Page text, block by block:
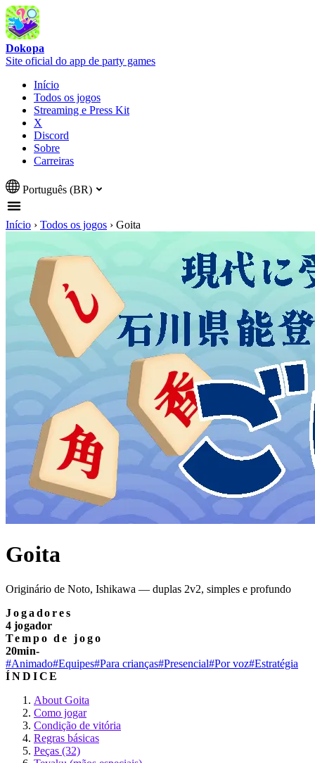
Dokopa
Site oficial do app de party games
Início
Todos os jogos
Streaming e Press Kit
X
Discord
Sobre
Carreiras
Português (BR)
Início › Todos os jogos › Goita
Goita
Originário de Noto, Ishikawa — duplas 2v2, simples e profundo
Jogadores
4 jogador
Tempo de jogo
20min-
#Animado#Equipes#Para crianças#Presencial#Por voz#Estratégia
ÍNDICE
About Goita
Como jogar
Condição de vitória
Regras básicas
Peças (32)